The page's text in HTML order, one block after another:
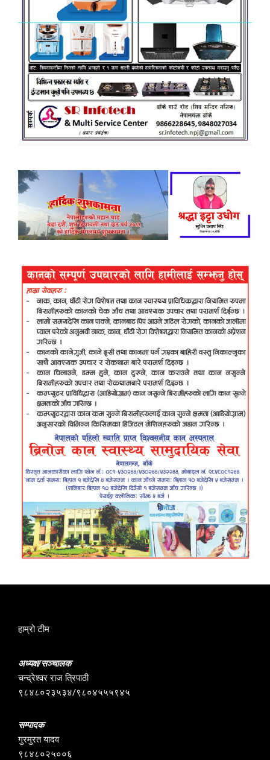
हाम्रो टीम
अध्यक्ष/सञ्चालक
चन्द्रेश्वर राज त्रिपाठी
९८४८०२३५३४/९८०४५५५९४५
सम्पादक
गुरमुरत यादव
९८४८०२५००६